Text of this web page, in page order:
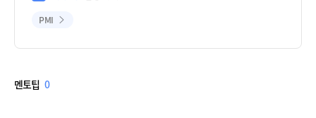
PMI
멘토팁 0